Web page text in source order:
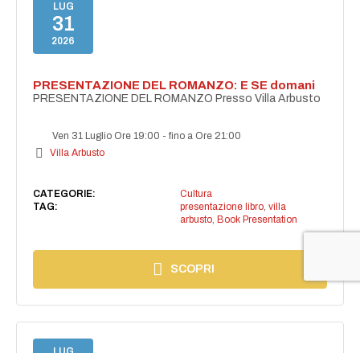
LUG
31
2026
PRESENTAZIONE DEL ROMANZO: E SE domani
PRESENTAZIONE DEL ROMANZO Presso Villa Arbusto
Ven 31 Luglio Ore 19:00 -fino a Ore 21:00
Villa Arbusto
CATEGORIE:
Cultura
TAG:
presentazione libro, villa
arbusto, Book Presentation
SCOPRI